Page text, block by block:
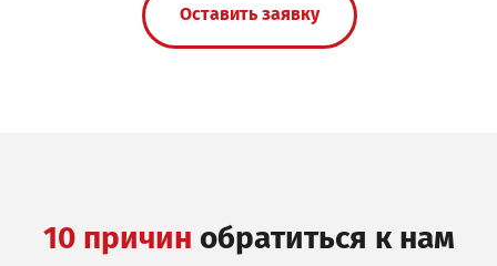
Оставить заявку
10 причин обратиться к нам